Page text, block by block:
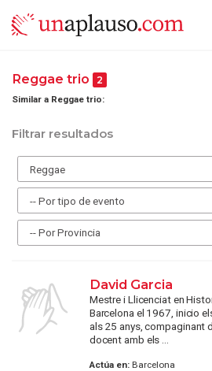
Reggae trio 2
Similar a Reggae trio:
Filtrar resultados
David Garcia
Mestre i Llicenciat en
Barcelona el 1967, inicio
als 25 anys, compaginant
docent amb els ...
Actúa en:Barcelona